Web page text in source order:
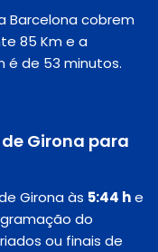
Barcelona cobrem
85 Km e a
é de 53 minutos.
Girona para
Girona às 5:44 he
do
ou finais de